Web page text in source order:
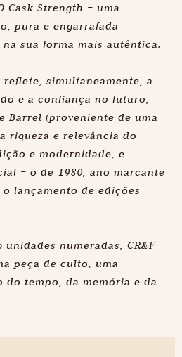
Cask Strength – uma
pura e engarrafada
sua forma mais autêntica.
reflete, simultaneamente, a
e a confiança no futuro,
Barrel (proveniente de uma
riqueza e relevância do
e modernidade, e
– o de 1980, ano marcante
lançamento de edições
numeradas, CR&F
peça de culto, uma
do tempo, da memória e da